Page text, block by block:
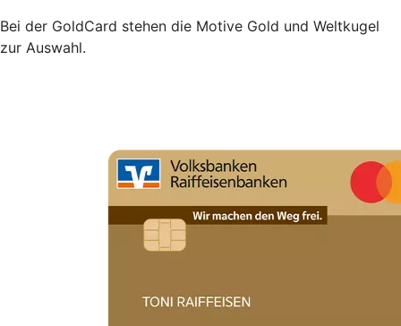
Bei der GoldCard stehen die Motive Gold und Weltkugel
zur Auswahl.